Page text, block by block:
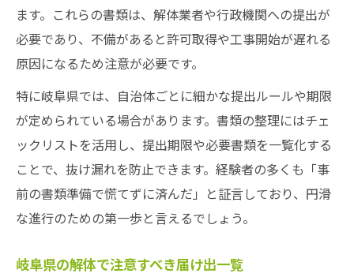
義務化される場合の解体前挨拶の注意点
アスベスト調査と家屋調査の要点整理
解体前に必要なアスベスト調査の基礎知識
家屋調査が解体工事前に求められる理由
解体工事とアスベスト対応のポイント解説
調査義務と岐阜県の解体での必須手順
アスベスト・家屋調査の進め方と注意点
安心して進める解体の事前準備ガイド
岐阜県の解体で欠かせない事前手続きとは
ます。これらの書類は、解体業者や行政機関への提出が
必要であり、不備があると許可取得や工事開始が遅れる
原因になるため注意が必要です。
特に岐阜県では、自治体ごとに細かな提出ルールや期限
が定められている場合があります。書類の整理にはチェ
ックリストを活用し、提出期限や必要書類を一覧化する
ことで、抜け漏れを防止できます。経験者の多くも「事
前の書類準備で慌てずに済んだ」と証言しており、円滑
な進行のための第一歩と言えるでしょう。
岐阜県の解体で注意すべき届け出一覧